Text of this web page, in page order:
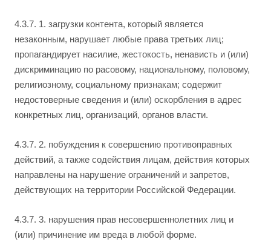
4.3.7. 1. загрузки контента, который является
незаконным, нарушает любые права третьих лиц;
пропагандирует насилие, жестокость, ненависть и (или)
дискриминацию по расовому, национальному, половому,
религиозному, социальному признакам; содержит
недостоверные сведения и (или) оскорбления в адрес
конкретных лиц, организаций, органов власти.
4.3.7. 2. побуждения к совершению противоправных
действий, а также содействия лицам, действия которых
направлены на нарушение ограничений и запретов,
действующих на территории Российской Федерации.
4.3.7. 3. нарушения прав несовершеннолетних лиц и
(или) причинение им вреда в любой форме.